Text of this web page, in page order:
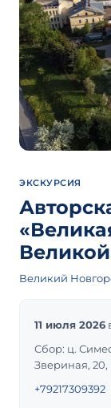
ЭКСКУРСИЯ
Великий
11 июля 2026
Сбор: ц.
Звериная,
+79217309392